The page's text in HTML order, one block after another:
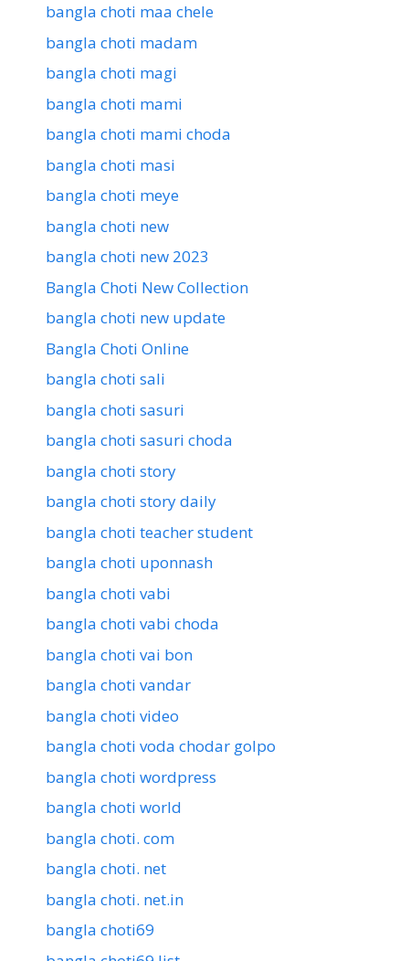
bangla choti maa chele
bangla choti madam
bangla choti magi
bangla choti mami
bangla choti mami choda
bangla choti masi
bangla choti meye
bangla choti new
bangla choti new 2023
Bangla Choti New Collection
bangla choti new update
Bangla Choti Online
bangla choti sali
bangla choti sasuri
bangla choti sasuri choda
bangla choti story
bangla choti story daily
bangla choti teacher student
bangla choti uponnash
bangla choti vabi
bangla choti vabi choda
bangla choti vai bon
bangla choti vandar
bangla choti video
bangla choti voda chodar golpo
bangla choti wordpress
bangla choti world
bangla choti. com
bangla choti. net
bangla choti. net.in
bangla choti69